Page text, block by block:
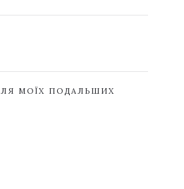
МОЇХ ПОДАЛЬШИХ